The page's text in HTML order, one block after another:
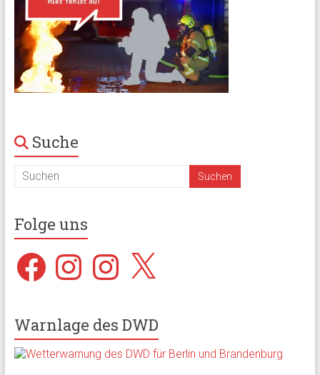
Suche
Folge uns
FacebookInstagramInstagram
X
Warnlage des DWD